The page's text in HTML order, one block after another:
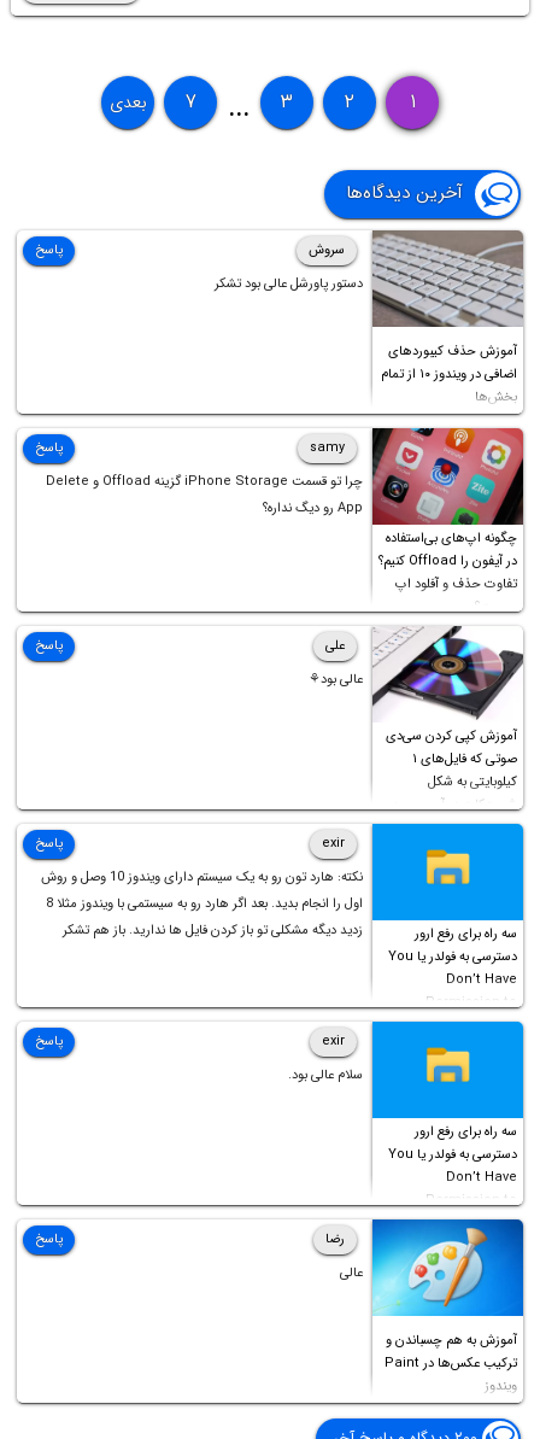
۱ ۲ ۳ ... ۷ بعدی
آخرین دیدگاه‌ها
آموزش حذف کیبوردهای
اضافی در ویندوز ۱۰ از تمام
بخش‌ها
سروش
دستور پاورشل عالی بود تشکر
پاسخ
چگونه اپ‌های بی‌استفاده
در آیفون را Offload کنیم؟
تفاوت حذف و آفلود اپ
چیست؟
samy
چرا تو قسمت iPhone Storage گزینه Offload و Delete
App رو دیگ نداره؟
پاسخ
آموزش کپی کردن سی‌دی
صوتی که فایل‌های ۱
کیلوبایتی به شکل
شورت‌کات در آن موجود
است!
علی
عالی بود⚘
پاسخ
سه راه برای رفع ارور
دسترسی به فولدر یا You
Don’t Have
Permission to
Access this folder
exir
نکته: هارد تون رو به یک سیستم دارای ویندوز 10 وصل و روش
اول را انجام بدید. بعد اگر هارد رو به سیستمی با ویندوز مثلا 8
زدید دیگه مشکلی تو باز کردن فایل ها ندارید. باز هم تشکر
پاسخ
سه راه برای رفع ارور
دسترسی به فولدر یا You
Don’t Have
Permission to
Access this folder
exir
سلام عالی بود.
پاسخ
آموزش به هم چسباندن و
ترکیب عکس‌ها در Paint
ویندوز
رضا
عالی
پاسخ